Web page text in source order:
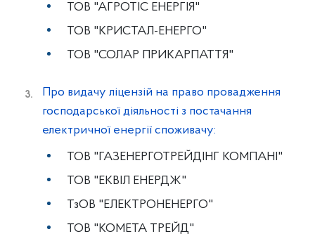
ТОВ "АГРОТІС ЕНЕРГІЯ"
ТОВ "КРИСТАЛ-ЕНЕРГО"
ТОВ "СОЛАР ПРИКАРПАТТЯ"
Про видачу ліцензій на право провадження
господарської діяльності з постачання
електричної енергії споживачу:
ТОВ "ГАЗЕНЕРГОТРЕЙДІНГ КОМПАНІ"
ТОВ "ЕКВІЛ ЕНЕРДЖ"
ТзОВ "ЕЛЕКТРОНЕНЕРГО"
ТОВ "КОМЕТА ТРЕЙД"